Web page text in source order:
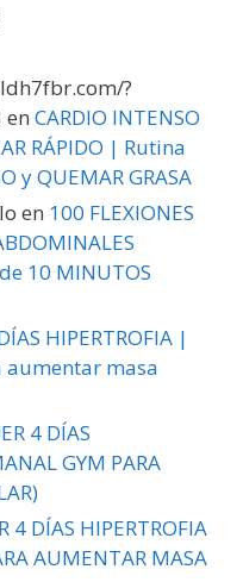
?
en CARDIO INTENSO
RÁPIDO | Rutina
y QUEMAR GRASA
en 100 FLEXIONES
10 MINUTOS
HIPERTROFIA |
masa
4 DÍAS
GYM PARA
4 DÍAS HIPERTROFIA
AUMENTAR MASA